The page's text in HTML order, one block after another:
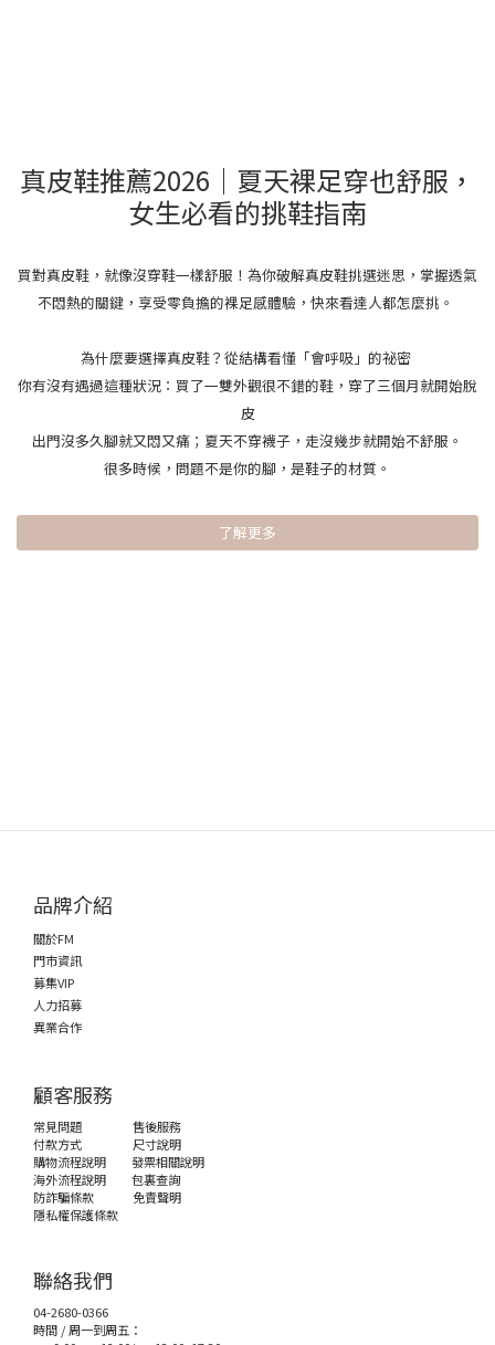
真皮鞋推薦2026｜夏天裸足穿也舒服，
女生必看的挑鞋指南
買對真皮鞋，就像沒穿鞋一樣舒服！為你破解真皮鞋挑選迷思，掌握透氣
不悶熱的關鍵，享受零負擔的裸足感體驗，快來看達人都怎麼挑。
為什麼要選擇真皮鞋？從結構看懂「會呼吸」的祕密
你有沒有遇過這種狀況：買了一雙外觀很不錯的鞋，穿了三個月就開始脫
皮
出門沒多久腳就又悶又痛；夏天不穿襪子，走沒幾步就開始不舒服。
很多時候，問題不是你的腳，是鞋子的材質。
了解更多
品牌介紹
關於FM
門市資訊
募集VIP
人力招募
異業合作
顧客服務
常見問題
售後服務
付款方式
尺寸說明
購物流程說明
發票相關說明
海外流程說明
包裏查詢
防詐騙條款
免責聲明
隱私權保護條款
聯絡我們
04-2680-0366
時間 / 周一到周五：